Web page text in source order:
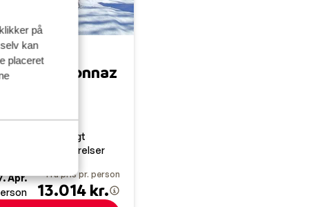
på
kan
placeret
de Veysonnaz
pisten
med smuk udsigt
og tre badeværelser
Apr.
Fra pris pr. person
13.014 kr.